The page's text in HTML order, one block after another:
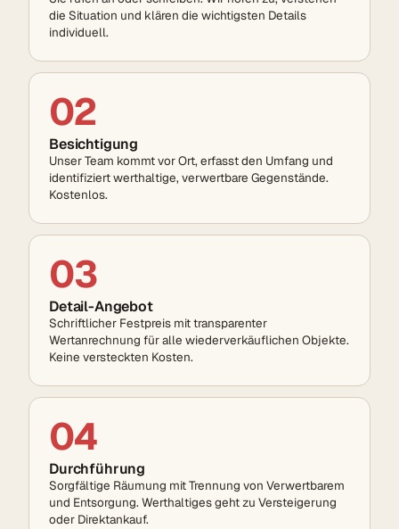
die Situation und klären die wichtigsten Details
individuell.
02
Besichtigung
Unser Team kommt vor Ort, erfasst den Umfang und
identifiziert werthaltige, verwertbare Gegenstände.
Kostenlos.
03
Detail-Angebot
Schriftlicher Festpreis mit transparenter
Wertanrechnung für alle wiederverkäuflichen Objekte.
Keine versteckten Kosten.
04
Durchführung
Sorgfältige Räumung mit Trennung von Verwertbarem
und Entsorgung. Werthaltiges geht zu Versteigerung
oder Direktankauf.